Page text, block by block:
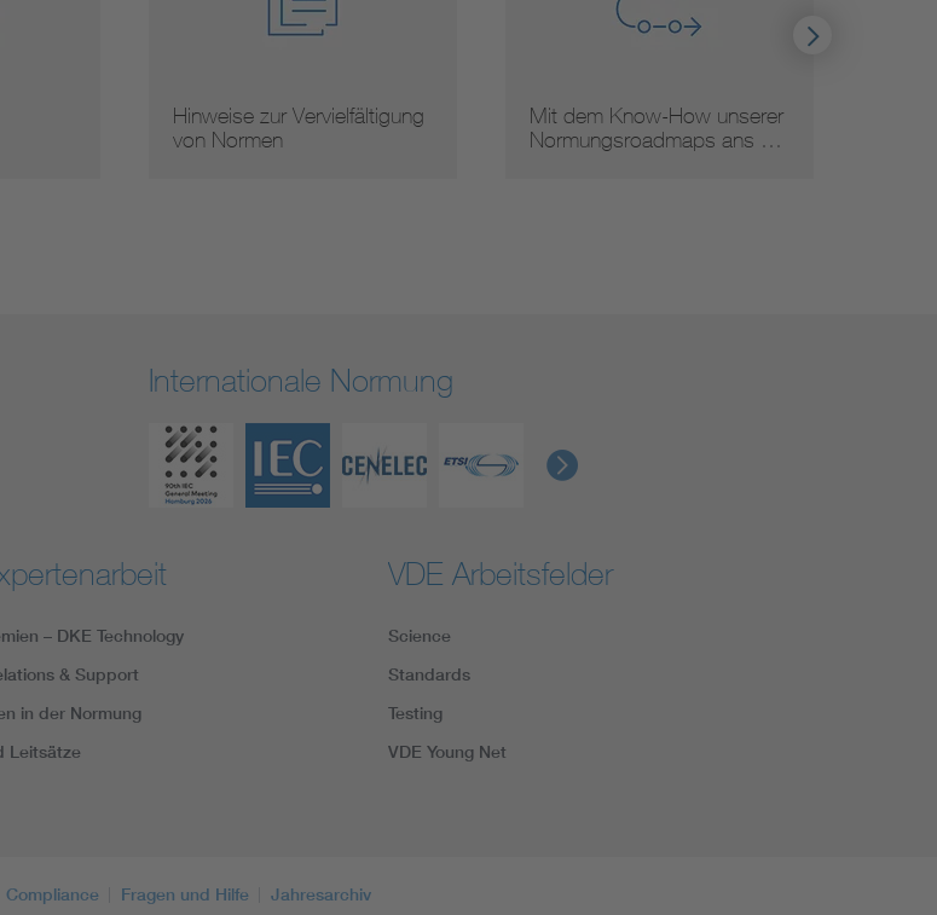
Hinweise zur Vervielfältigung
von Normen
Mit dem Know-How unserer
Normungsroadmaps ans …
Internationale Normung
– DKE Technology
& Support
in der Normung
Leitsätze
VDE Arbeitsfelder
Science
Standards
Testing
VDE Young Net
Compliance Fragen und Hilfe Jahresarchiv